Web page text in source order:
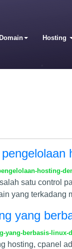
Hosting
hosting-
satu control
yang terkadang
yang
yang-berbasis-linux-
hosting, cpanel